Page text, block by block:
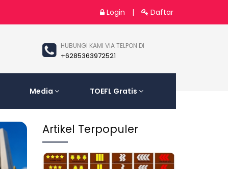
Login | Daftar
HUBUNGI KAMI VIA TELPON DI
+6285363972521
Media TOEFL Gratis
Artikel Terpopuler